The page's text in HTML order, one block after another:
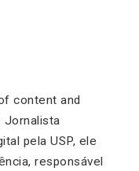
content and
Jornalista
pela USP, ele
responsável